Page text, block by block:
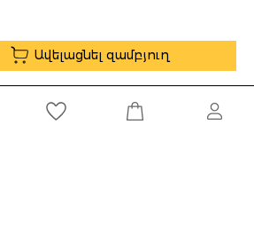
Ավելացնել զամբյուղ
10:00-19:00